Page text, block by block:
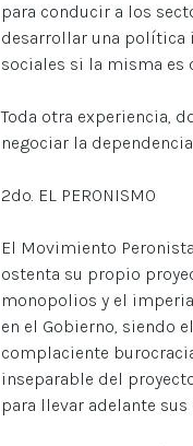
para conducir a los
desarrollar una política
sociales si la misma es
Toda otra experiencia,
negociar la
2do. EL PERONISMO
El Movimiento
ostenta su propio
monopolios y el
en el Gobierno, siendo
complaciente
inseparable del
para llevar adelante